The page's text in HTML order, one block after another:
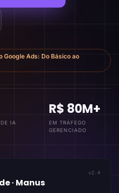
Google Ads: Do Básico ao
IA
R$ 80M+
EM TRÁFEGO
GERENCIADO
· Manus
v2.4